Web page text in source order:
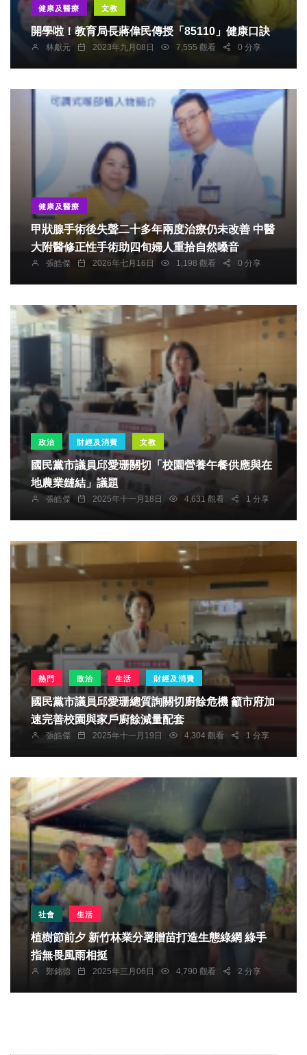
健康及醫療 文教
開學啦！教育局長蔣偉民傳授「85110」健康口訣
林獻元 2023年九月08日 7,555 觀看 0 分享
健康及醫療
甲狀腺手術後失聲二十多年兩度治療仍未改善 中醫
大附醫修正性手術助四旬婦人重拾自然嗓音
張皓傑 2026年七月16日 1,198 觀看 0 分享
政治 財經及消費 文教
國民黨市議員邱愛珊關切「校園營養午餐供應與在
地農業鏈結」議題
張皓傑 2025年十一月18日 4,631 觀看 1 分享
熱門 政治 生活 財經及消費
國民黨市議員邱愛珊總質詢關切廚餘危機 籲市府加
速完善校園與家戶廚餘減量配套
張皓傑 2025年十一月19日 4,304 觀看 1 分享
社會 生活
植樹節前夕 新竹林業分署贈苗打造生態綠網 綠手
指無畏風雨相挺
鄭銘德 2025年三月06日 4,790 觀看 2 分享